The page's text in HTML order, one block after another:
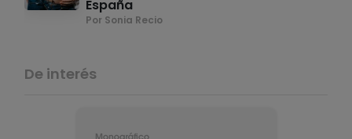
España
Por Sonia Recio
De interés